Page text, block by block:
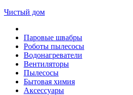
Чистый дом
Паровые швабры
Роботы пылесосы
Водонагреватели
Вентиляторы
Пылесосы
Бытовая химия
Аксессуары